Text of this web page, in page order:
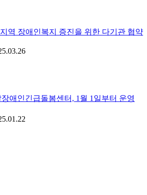
역 장애인복지 증진을 위한 다기관 협약
애인긴급돌봄센터, 1월 1일부터 운영